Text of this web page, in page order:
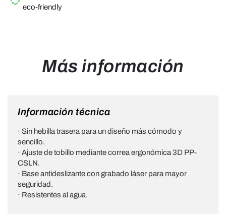
eco-friendly
Más información
Información técnica
· Sin hebilla trasera para un diseño más cómodo y
sencillo.
· Ajuste de tobillo mediante correa ergonómica 3D PP-
CSLN.
· Base antideslizante con grabado láser para mayor
seguridad.
· Resistentes al agua.